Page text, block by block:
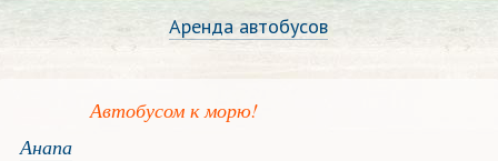
Аренда автобусов
Автобусом к морю!
Анапа